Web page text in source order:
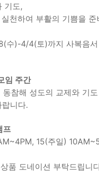
기도,
천하여 부활의 기쁨을 준
수)-4/4(토)까지 사복음
임 주간
동참해 성도의 교제와 기
니다.
프
15(주일)
품 도네이션 부탁드립니